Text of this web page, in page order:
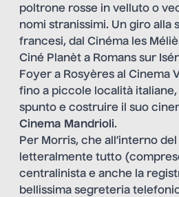
poltrone rosse in velluto o
nomi stranissimi. Un giro alla
francesi, dal Cinéma les
Ciné Planèt a Romans sur
Foyer a Rosyères al Cinema
fino a piccole località
spunto e costruire il suo
Cinema Mandrioli.
Per Morris, che all’interno
letteralmente tutto
centralinista e anche la
bellissima segreteria